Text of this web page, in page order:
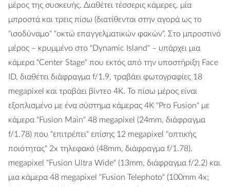
μέρος της συσκευής. Διαθέτει τέσσερις κάμερες. μία
μπροστά και τρεις πίσω (διατίθενται στην αγορά ως το
"ισοδύναμο" "οκτώ επαγγελματικών φακών". Στο μπροστινό
μέρος – κρυμμένο στο "Dynamic Island" – υπάρχει μια
κάμερα "Center Stage" που εκτός από την υποστήριξη Face
ID, διαθέτει διάφραγμα f/1.9, τραβάει φωτογραφίες 18
megapixel και τραβάει βίντεο 4K. Το πίσω μέρος είναι
εξοπλισμένο με ένα σύστημα κάμερας 4K "Pro Fusion" με
κάμερα "Fusion Main" 48 megapixel (24mm, διάφραγμα
f/1.78) που "επιτρέπει" επίσης 12 megapixel "οπτικής
ποιότητας" 2x τηλεφακό (48mm, διάφραγμα f/1.78).
megapixel "Fusion Ultra Wide" (13mm, διάφραγμα f/2.2) και
μια κάμερα 48 megapixel "Fusion Telephoto" (100mm 4x;